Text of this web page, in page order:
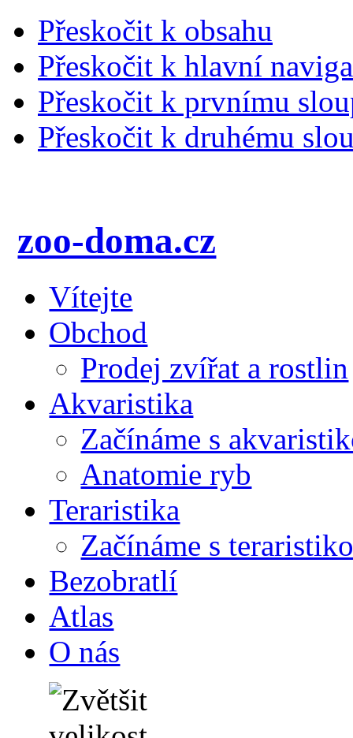
Přeskočit k obsahu
Přeskočit k hlavní
Přeskočit k prvnímu
Přeskočit k druhému
zoo-doma.cz
Vítejte
Obchod
Prodej zvířat a rostlin
Akvaristika
Začínáme s
Anatomie ryb
Teraristika
Začínáme s
Bezobratlí
Atlas
O nás